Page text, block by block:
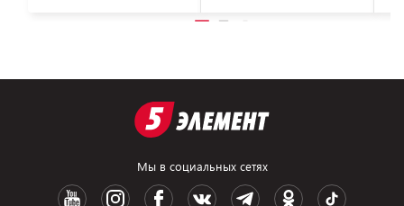
Мы в социальных сетях